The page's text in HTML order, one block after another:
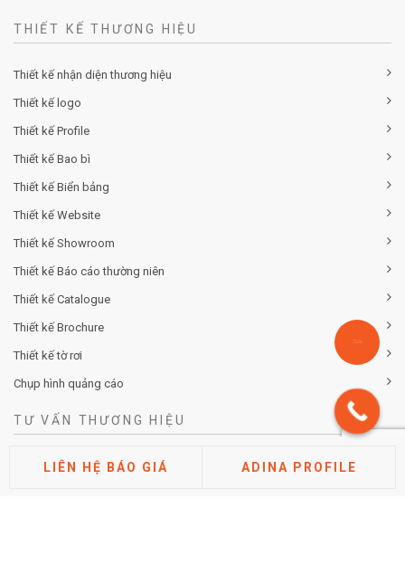
THIẾT KẾ THƯƠNG HIỆU
Thiết kế nhận diện thương hiệu
Thiết kế logo
Thiết kế Profile
Thiết kế Bao bì
Thiết kế Biển bảng
Thiết kế Website
Thiết kế Showroom
Thiết kế Báo cáo thường niên
Thiết kế Catalogue
Thiết kế Brochure
Thiết kế tờ rơi
Chụp hình quảng cáo
TƯ VẤN THƯƠNG HIỆU
Tư vấn chiến lược khác biệt hóa thương hiệu
LIÊN HỆ BÁO GIÁ ADINA PROFILE